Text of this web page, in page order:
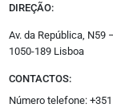
Espanha
Jurídico
Promoção
DIREÇÃO:
Av. da República, N59
1050-189 Lisboa
CONTACTOS:
Número telefone: